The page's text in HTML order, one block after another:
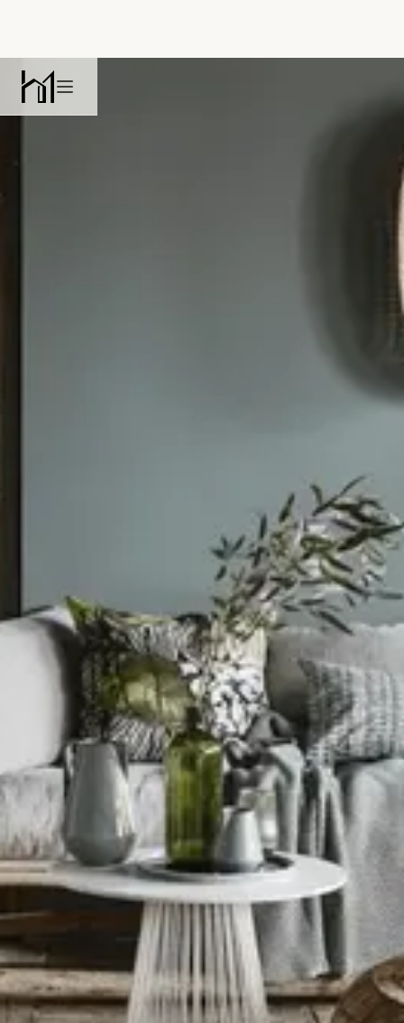
Habitat
Open main menu